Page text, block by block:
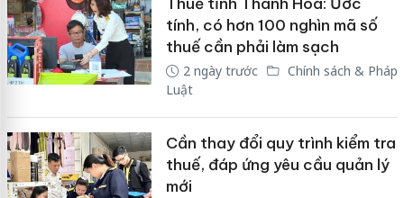
tính, có hơn 100 nghìn mã số
thuế cần phải làm sạch
2 ngày trước
Chính sách & Pháp
Luật
Cần thay đổi quy trình kiểm tra
thuế, đáp ứng yêu cầu quản lý
mới